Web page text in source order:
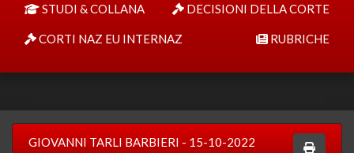
STUDI & COLLANA DECISIONI DELLA CORTE
CORTI NAZ EU INTERNAZ RUBRICHE
GIOVANNI TARLI BARBIERI - 15-10-2022